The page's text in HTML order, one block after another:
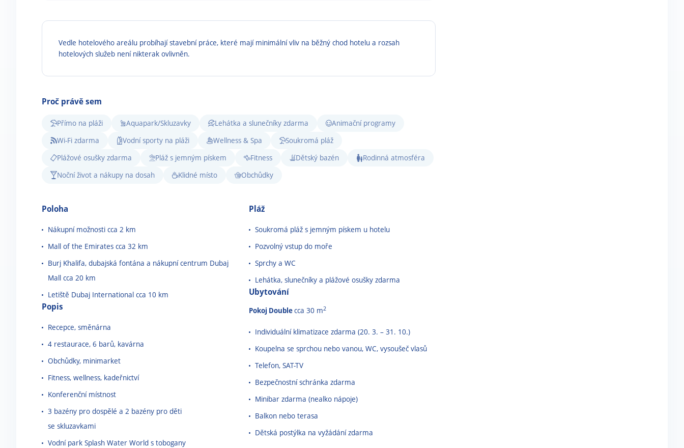
Vedle hotelového areálu probíhají stavební práce, které mají minimální vliv na běžný chod hotelu a rozsah
hotelových služeb není nikterak ovlivněn.
Proč právě sem
Přímo na pláži Aquapark/Skluzavky Lehátka a slunečníky zdarma
Animační programy
Wi-Fi zdarma
Vodní sporty na pláži Wellness & Spa
Soukromá pláž
Plážové osušky zdarma
Pláž s jemným pískem Fitness Dětský bazén
Rodinná atmosféra
Noční život a nákupy na dosah
Klidné místo Obchůdky
Poloha
Nákupní možnosti cca 2 km
Mall of the Emirates cca 32 km
Burj Khalifa, dubajská fontána a nákupní centrum Dubaj
Mall cca 20 km
Letiště Dubaj International cca 10 km
Popis
Recepce, směnárna
4 restaurace, 6 barů, kavárna
Obchůdky, minimarket
Fitness, wellness, kadeřnictví
Konferenční místnost
3 bazény pro dospělé a 2 bazény pro děti
se skluzavkami
Vodní park Splash Water World s tobogany
Pláž
Soukromá pláž s jemným pískem u hotelu
Pozvolný vstup do moře
Sprchy a WC
Lehátka, slunečníky a plážové osušky zdarma
Ubytování
Pokoj Doublecca 30 m2
Individuální klimatizace zdarma (20. 3. – 31. 10.)
Koupelna se sprchou nebo vanou, WC, vysoušeč vlasů
Telefon, SAT-TV
Bezpečnostní schránka zdarma
Minibar zdarma (nealko nápoje)
Balkon nebo terasa
Dětská postýlka na vyžádání zdarma